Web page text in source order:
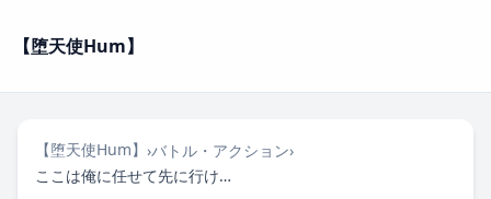
【堕天使Hum】
【堕天使Hum】 ›バトル・アクション›
ここは俺に任せて先に行けと言ってから10年がたったら伝説になっていた。 バトル・アクションここは俺に任せて先に行けと言ってから10年がたったら伝説になっていた。2026年7月